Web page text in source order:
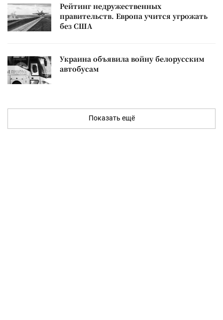
Рейтинг недружественных
правительств. Европа учится угрожать
без США
Украина объявила войну белорусским
автобусам
Показать ещё